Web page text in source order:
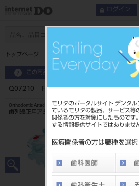
モリタのポータルサイト デンタル
ているモリタの製品、サービス等
関係者の方を対象にしたものです
する情報提供サイトではありませ
医療関係者の方は職種を選択
ログイン
トップページ Q07210 FLIクリア018ロス 上小
この商品に関するお問い合わせ
Q07210 FLIクリア018ロス 上小臼歯
Orthodontic Attachment
歯列矯正用アタッチメント
JAN/